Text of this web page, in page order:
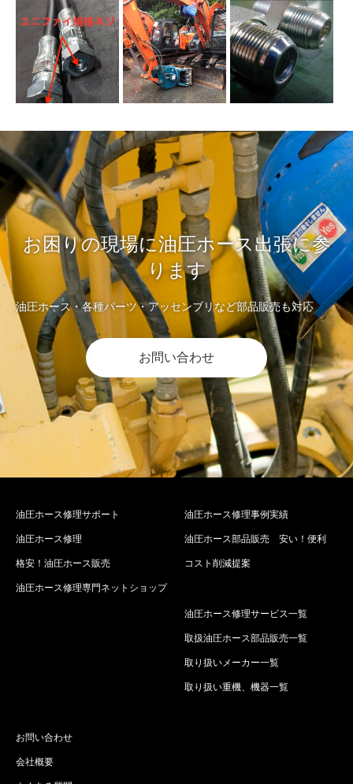
お困りの現場に油圧ホース出張に参
ります
油圧ホース・各種パーツ・アッセンブリなど部品販売も対応
お問い合わせ
油圧ホース修理サポート
油圧ホース修理
格安！油圧ホース販売
油圧ホース修理専門ネットショップ
油圧ホース修理事例実績
油圧ホース部品販売 安い！便利
コスト削減提案
油圧ホース修理サービス一覧
取扱油圧ホース部品販売一覧
取り扱いメーカー一覧
取り扱い重機、機器一覧
お問い合わせ
会社概要